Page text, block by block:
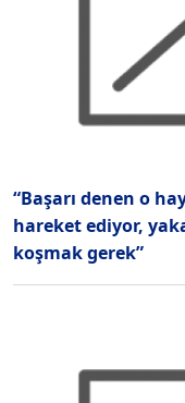
“Başarı denen o
hareket ediyor,
koşmak gerek”